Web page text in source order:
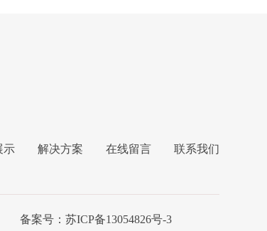
示 解决方案 在线留言 联系我们
备案号：苏ICP备13054826号-3